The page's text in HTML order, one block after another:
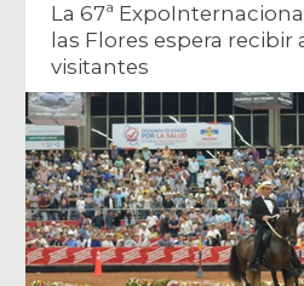
La 67ª
las Flores espera recibir
visitantes